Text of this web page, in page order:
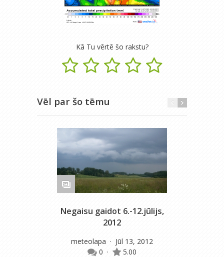
Kā Tu vērtē šo rakstu?
Vēl par šo tēmu
Negaisu gaidot 6.-12.jūlijs,
2012
meteolapa · Jūl 13, 2012
0 · 5.00